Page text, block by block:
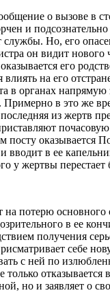
о вызове в
и подсознательно
службы. Но, его
он видит нового
его
влиять на его
в органах
Примерно в это же
из жертв
посту оказывается
вводит в ее
у жертвы
на потерю основного
в ее
получения
себе
с ней по
отказывается
но и заявляет о